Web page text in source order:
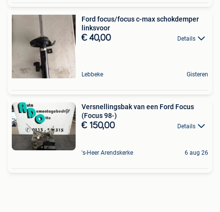
Ford focus/focus c-max schokdemper
linksvoor
€ 40,00 Details
Lebbeke Gisteren
Versnellingsbak van een Ford Focus
(Focus 98-)
€ 150,00 Details
's-Heer Arendskerke 6 aug 26